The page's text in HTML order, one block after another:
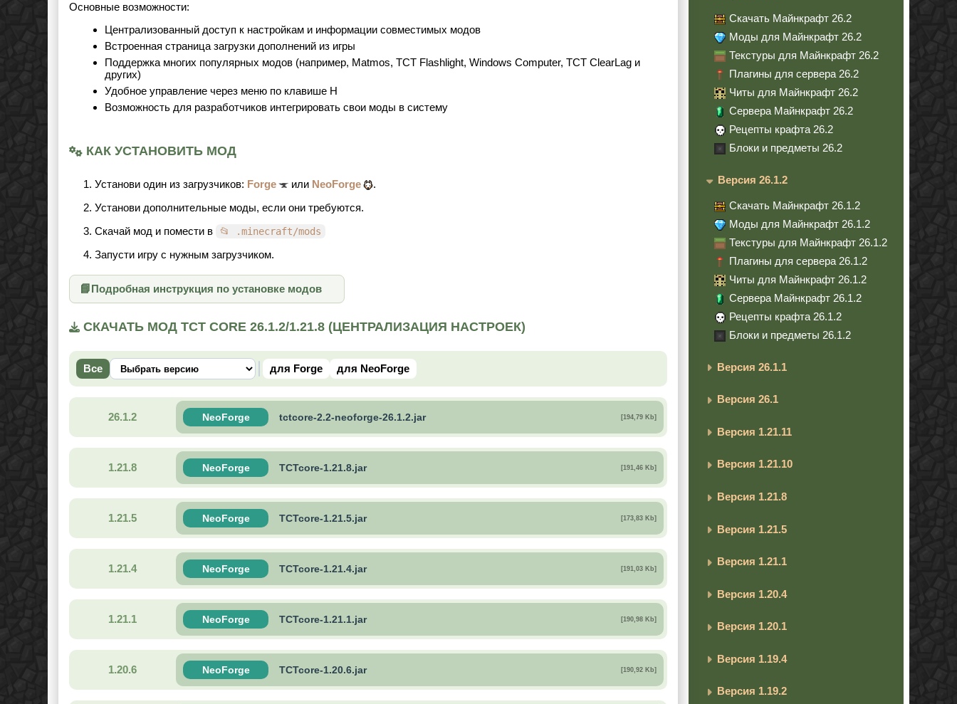
Основные возможности:
Централизованный доступ к настройкам и информации совместимых модов
Встроенная страница загрузки дополнений из игры
Поддержка многих популярных модов (например, Matmos, TCT Flashlight, Windows Computer, TCT ClearLag и
других)
Удобное управление через меню по клавише H
Возможность для разработчиков интегрировать свои моды в систему
КАК УСТАНОВИТЬ МОД
Установи один из загрузчиков: Forge или NeoForge
.
Установи дополнительные моды, если они требуются.
Скачай мод и помести в
📂 .minecraft/mods
Запусти игру с нужным загрузчиком.
📘Подробная инструкция по установке модов
СКАЧАТЬ МОД TCT CORE 26.1.2/1.21.8 (ЦЕНТРАЛИЗАЦИЯ НАСТРОЕК)
Все для Forge для NeoForge
26.1.2 NeoForge tctcore-2.2-neoforge-26.1.2.jar [194,79 Kb]
1.21.8 NeoForge TCTcore-1.21.8.jar [191,46 Kb]
1.21.5 NeoForge TCTcore-1.21.5.jar [173,83 Kb]
1.21.4 NeoForge TCTcore-1.21.4.jar [191,03 Kb]
1.21.1 NeoForge TCTcore-1.21.1.jar [190,98 Kb]
1.20.6 NeoForge TCTcore-1.20.6.jar [190,92 Kb]
Скачать Майнкрафт 26.2
Моды для Майнкрафт 26.2
Текстуры для Майнкрафт 26.2
Плагины для сервера 26.2
Читы для Майнкрафт 26.2
Сервера Майнкрафт 26.2
Рецепты крафта 26.2
Блоки и предметы 26.2
Версия 26.1.2
Скачать Майнкрафт 26.1.2
Моды для Майнкрафт 26.1.2
Текстуры для Майнкрафт 26.1.2
Плагины для сервера 26.1.2
Читы для Майнкрафт 26.1.2
Сервера Майнкрафт 26.1.2
Рецепты крафта 26.1.2
Блоки и предметы 26.1.2
Версия 26.1.1
Версия 26.1
Версия 1.21.11
Версия 1.21.10
Версия 1.21.8
Версия 1.21.5
Версия 1.21.1
Версия 1.20.4
Версия 1.20.1
Версия 1.19.4
Версия 1.19.2